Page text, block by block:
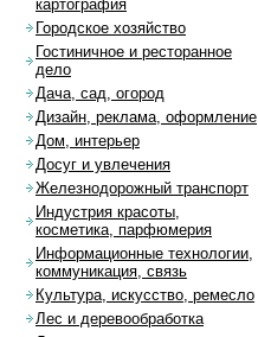
картография
Городское хозяйство
Гостиничное и ресторанное
дело
Дача, сад, огород
Дизайн, реклама, оформление
Дом, интерьер
Досуг и увлечения
Железнодорожный транспорт
Индустрия красоты,
косметика, парфюмерия
Информационные технологии,
коммуникация, связь
Культура, искусство, ремесло
Лес и деревообработка